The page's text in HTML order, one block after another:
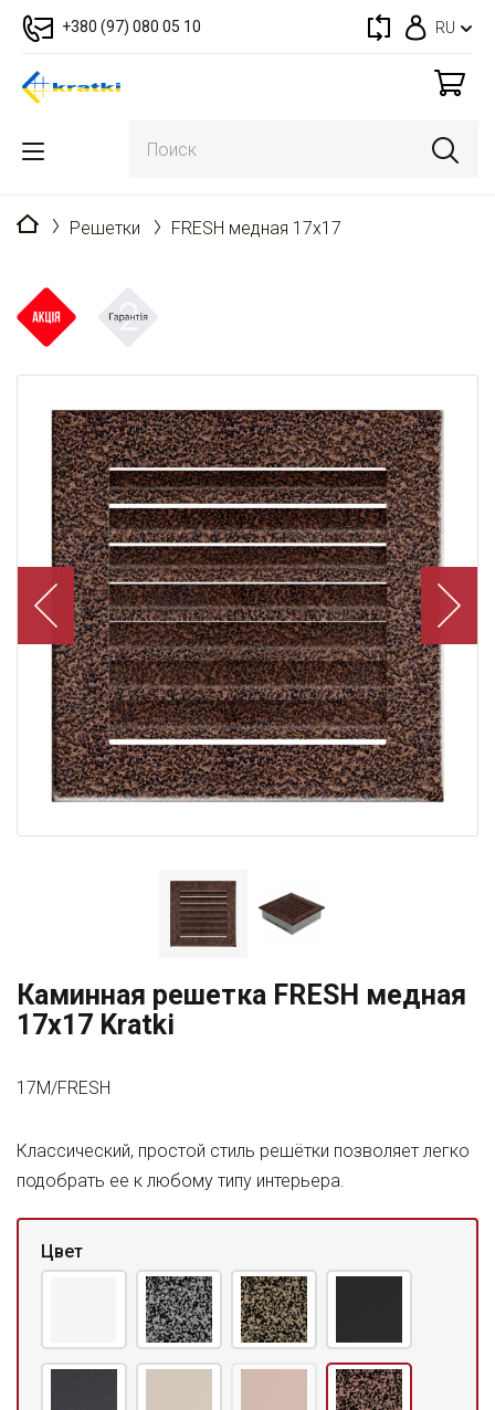
+380 (97) 080 05 10 RU
Главная
Решетки FRESH медная 17x17
Каминная решетка FRESH медная
17x17 Kratki
17M/FRESH
Классический, простой стиль решётки позволяет легко
подобрать ее к любому типу интерьера.
Цвет